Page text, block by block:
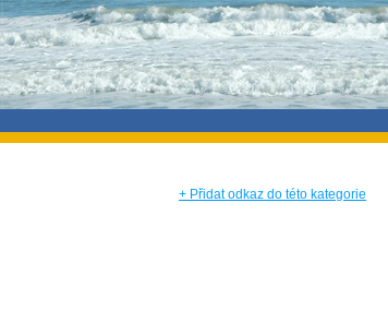
+ Přidat odkaz do této kategorie